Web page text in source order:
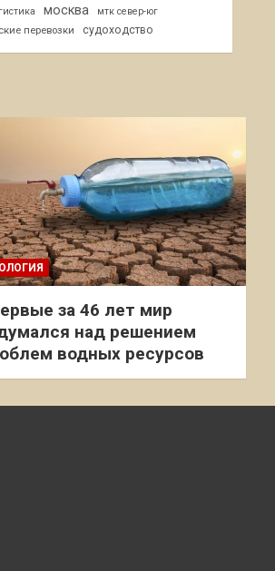
москва мтк север-юг
перевозки судоходство
за 46 лет мир
над решением
водных ресурсов